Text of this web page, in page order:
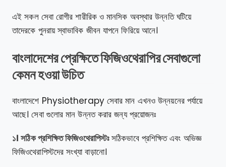
এই সকল সেবা রোগীর শারীরিক ও মানসিক অবস্থার উন্নতি ঘটিয়ে
তাদেরকে পুনরায় স্বাভাবিক জীবন যাপনে ফিরিয়ে আনে।
বাংলাদেশের প্রেক্ষিতে ফিজিওথেরাপির সেবাগুলো
কেমন হওয়া উচিত
বাংলাদেশে Physiotherapy সেবার মান এখনও উন্নয়নের পর্যায়ে
আছে। সেবা গুলোর মান উন্নত করার জন্য প্রয়োজনঃ
১। সঠিক প্রশিক্ষিত ফিজিওথেরাপিস্টঃসঠিকভাবে প্রশিক্ষিত এবং অভিজ্ঞ
ফিজিওথেরাপিস্টদের সংখ্যা বাড়ানো।